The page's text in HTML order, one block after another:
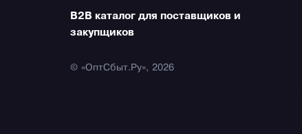
B2B каталог для поставщиков и
закупщиков
© «ОптСбыт.Ру», 2026